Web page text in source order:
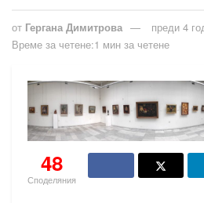
от Гергана Димитрова
преди 4
Време за четене:1 мин за четене
48
Споделяния